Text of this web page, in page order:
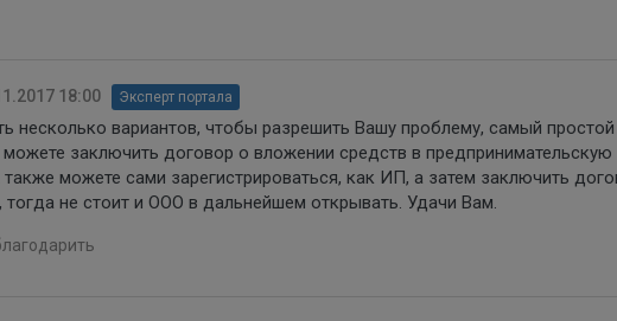
18:00 Эксперт портала
несколько вариантов, чтобы разрешить Вашу проблему, самый
заключить договор о вложении средств в предпринимательскую
можете сами зарегистрироваться, как ИП, а затем заключить
тогда не стоит и ООО в дальнейшем открывать. Удачи Вам.